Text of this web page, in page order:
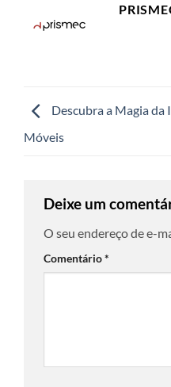
Descubra a Magia da
Móveis
Deixe um
O seu endereço de e-
Comentário*